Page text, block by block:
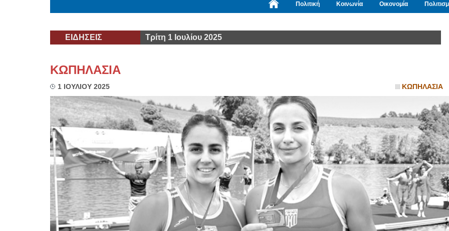
Πολιτική Κοινωνία Οικονομία
ΕΙΔΗΣΕΙΣ Τρίτη 1 Ιουλίου 2025
ΚΩΠΗΛΑΣΙΑ
1 ΙΟΥΛΙΟΥ 2025 ΚΩΠΗΛΑΣΙΑ